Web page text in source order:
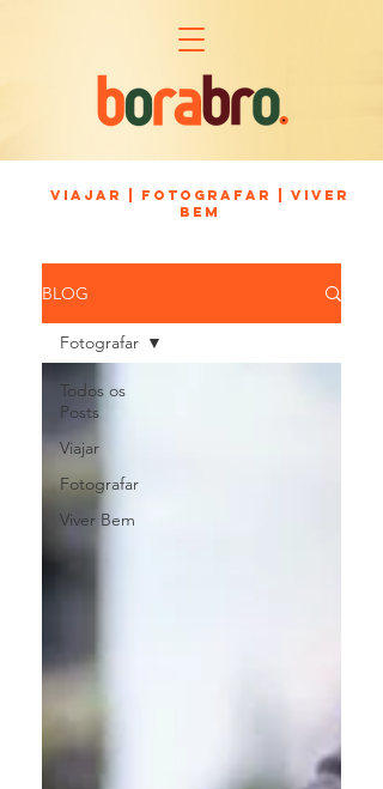
viajar | fotografar | viver
bem
BLOG
Todos os
Posts
Viajar
Fotografar
Viver Bem
Fotografar